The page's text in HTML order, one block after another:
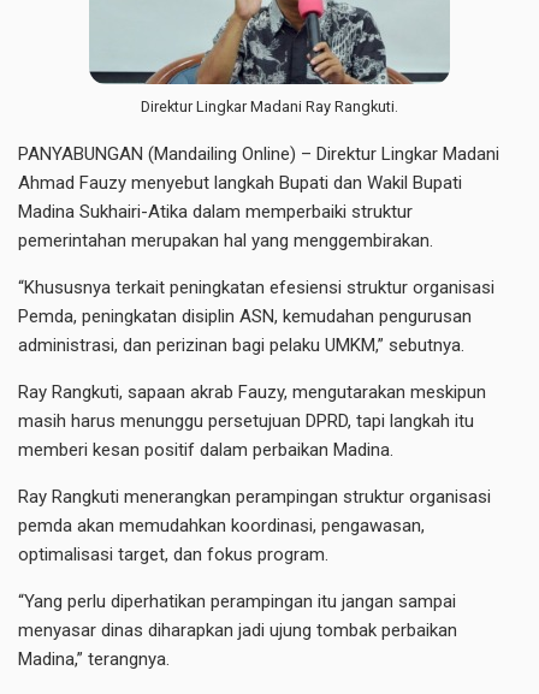
Direktur Lingkar Madani Ray Rangkuti.
PANYABUNGAN (Mandailing Online) – Direktur Lingkar Madani
Ahmad Fauzy menyebut langkah Bupati dan Wakil Bupati
Madina Sukhairi-Atika dalam memperbaiki struktur
pemerintahan merupakan hal yang menggembirakan.
“Khususnya terkait peningkatan efesiensi struktur organisasi
Pemda, peningkatan disiplin ASN, kemudahan pengurusan
administrasi, dan perizinan bagi pelaku UMKM,” sebutnya.
Ray Rangkuti, sapaan akrab Fauzy, mengutarakan meskipun
masih harus menunggu persetujuan DPRD, tapi langkah itu
memberi kesan positif dalam perbaikan Madina.
Ray Rangkuti menerangkan perampingan struktur organisasi
pemda akan memudahkan koordinasi, pengawasan,
optimalisasi target, dan fokus program.
“Yang perlu diperhatikan perampingan itu jangan sampai
menyasar dinas diharapkan jadi ujung tombak perbaikan
Madina,” terangnya.